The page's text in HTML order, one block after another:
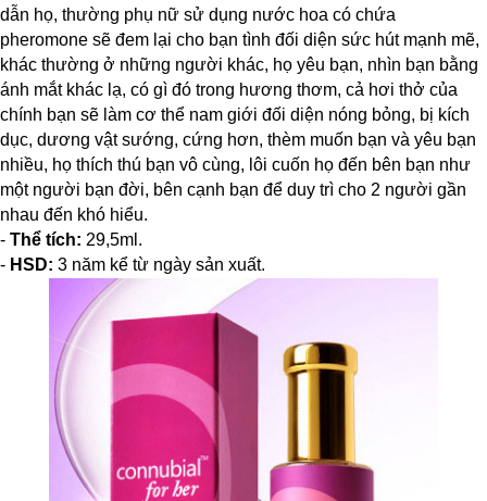
dẫn họ, thường phụ nữ sử dụng nước hoa có chứa
pheromone sẽ đem lại cho bạn tình đối diện sức hút mạnh mẽ,
khác thường ở những người khác, họ yêu bạn, nhìn bạn bằng
ánh mắt khác lạ, có gì đó trong hương thơm, cả hơi thở của
chính bạn sẽ làm cơ thể nam giới đối diện nóng bỏng, bị kích
dục, dương vật sướng, cứng hơn, thèm muốn bạn và yêu bạn
nhiều, họ thích thú bạn vô cùng, lôi cuốn họ đến bên bạn như
một người bạn đời, bên cạnh bạn để duy trì cho 2 người gần
nhau đến khó hiểu.
- Thể tích: 29,5ml.
- HSD: 3 năm kể từ ngày sản xuất.